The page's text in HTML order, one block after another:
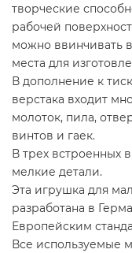
творческие
рабочей
можно ввинчивать
места для
В дополнение к
верстака входит
молоток, пила,
винтов и гаек.
В трех встроенных
мелкие детали.
Эта игрушка для
разработана в
Европейским
Все используемые